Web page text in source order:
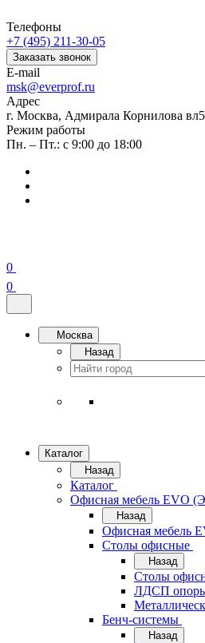
Телефоны
+7 (495) 211-30-05
Заказать звонок
E-mail
msk@everprof.ru
Адрес
г. Москва, Адмирала Корнилова
Режим работы
Пн. – Пт.: с 9:00 до 18:00
0
0
Москва
Назад
Каталог
Назад
Каталог
Офисная мебель EVO
Назад
Офисная мебель
Cтолы офисные
Назад
Cтолы
ЛДСП
Бенч-системы
Назад